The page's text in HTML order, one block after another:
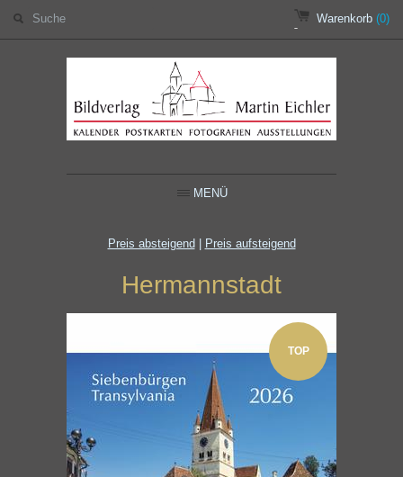
Warenkorb (0)
MENÜ
Preis absteigend Preis aufsteigend
Hermannstadt
TOP